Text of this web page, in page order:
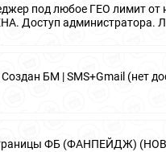
под любое ГЕО лимит
Доступ администратора.
БМ | SMS+Gmail (нет
ФБ (ФАНПЕЙДЖ)